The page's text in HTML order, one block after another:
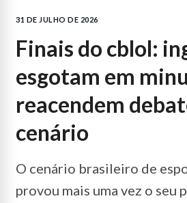
31 DE JULHO DE 2026
finais do cblol: ingressos
esgotam em
reacendem
cenário
O cenário brasileiro de
provou mais uma vez o seu